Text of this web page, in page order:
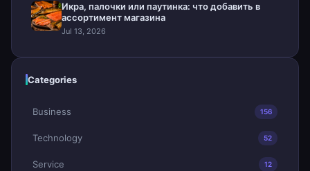
Икра, палочки или паутинка: что добавить в
ассортимент магазина
Jul 13, 2026
Categories
Business 156
Technology 52
Service 12